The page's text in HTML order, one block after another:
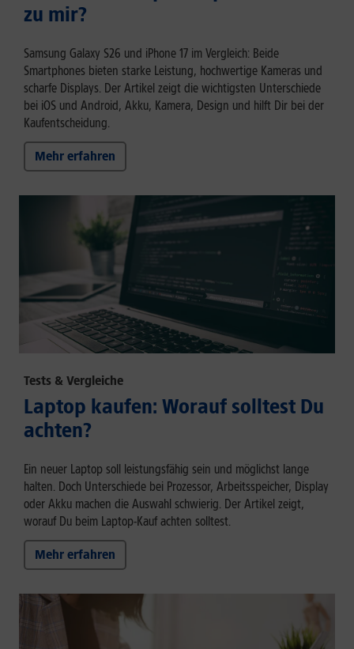
zu mir?
Samsung Galaxy S26 und iPhone 17 im Vergleich: Beide
Smartphones bieten starke Leistung, hochwertige Kameras und
scharfe Displays. Der Artikel zeigt die wichtigsten Unterschiede
bei iOS und Android, Akku, Kamera, Design und hilft Dir bei der
Kaufentscheidung.
Mehr erfahren
Tests & Vergleiche
Laptop kaufen: Worauf solltest Du
achten?
Ein neuer Laptop soll leistungsfähig sein und möglichst lange
halten. Doch Unterschiede bei Prozessor, Arbeitsspeicher, Display
oder Akku machen die Auswahl schwierig. Der Artikel zeigt,
worauf Du beim Laptop-Kauf achten solltest.
Mehr erfahren